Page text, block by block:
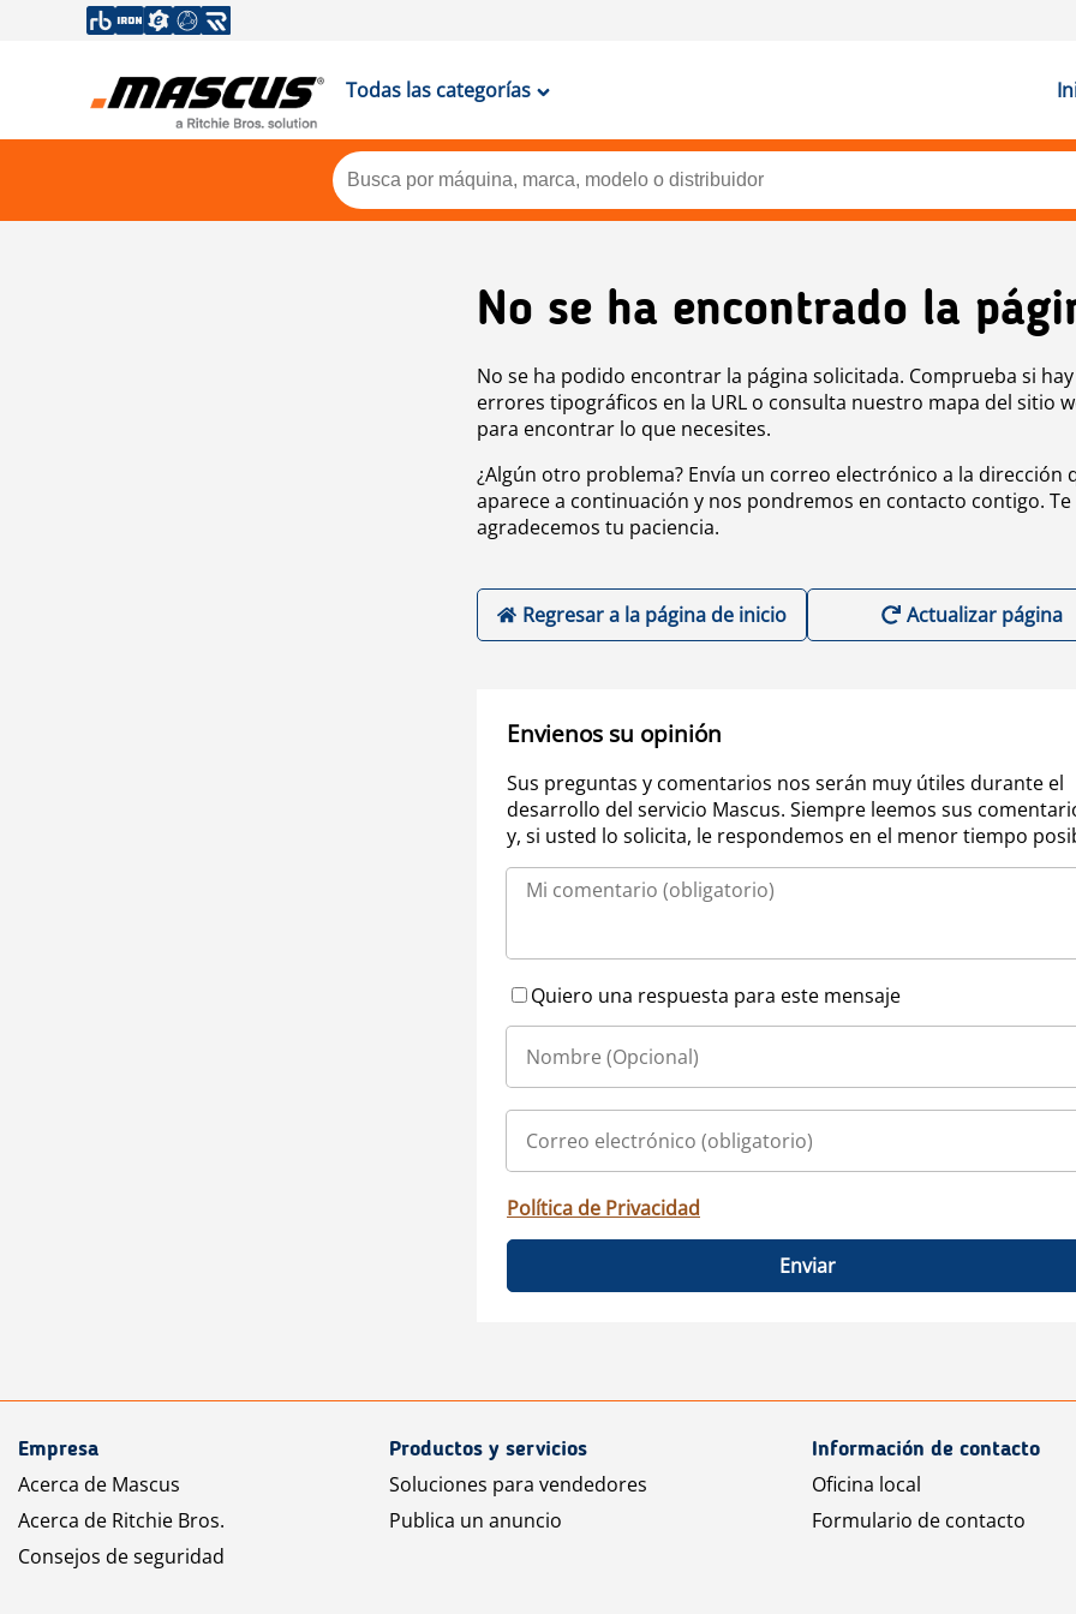
Todas las categorías
No se ha encontrado la
No se ha podido encontrar la página solicitada. Comprueba si hay
errores tipográficos en la URL o consulta nuestro mapa del sitio
para encontrar lo que necesites.
¿Algún otro problema? Envía un correo electrónico a la dirección
aparece a continuación y nos pondremos en contacto contigo. Te
agradecemos tu paciencia.
Regresar a la página de inicio Actualizar página
Envienos su opinión
Sus preguntas y comentarios nos serán muy útiles durante el
desarrollo del servicio Mascus. Siempre leemos sus
y, si usted lo solicita, le respondemos en el menor tiempo
Quiero una respuesta para este mensaje
Política de Privacidad
Enviar
Empresa
Acerca de Mascus
Acerca de Ritchie Bros.
Consejos de seguridad
Productos y servicios
Soluciones para vendedores
Publica un anuncio
Información de contacto
Oficina local
Formulario de contacto